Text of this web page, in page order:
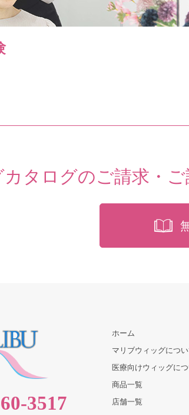
カタログのご請求・
3517
ホーム
マリブウィッグにつ
医療向けウィッグに
商品一覧
店舗一覧